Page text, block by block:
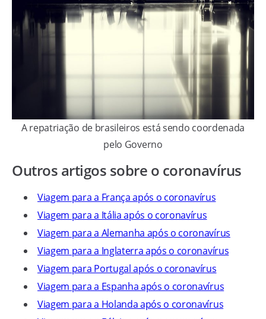
A repatriação de brasileiros está sendo coordenada
pelo Governo
Outros artigos sobre o coronavírus
Viagem para a França após o coronavírus
Viagem para a Itália após o coronavírus
Viagem para a Alemanha após o coronavírus
Viagem para a Inglaterra após o coronavírus
Viagem para Portugal após o coronavírus
Viagem para a Espanha após o coronavírus
Viagem para a Holanda após o coronavírus